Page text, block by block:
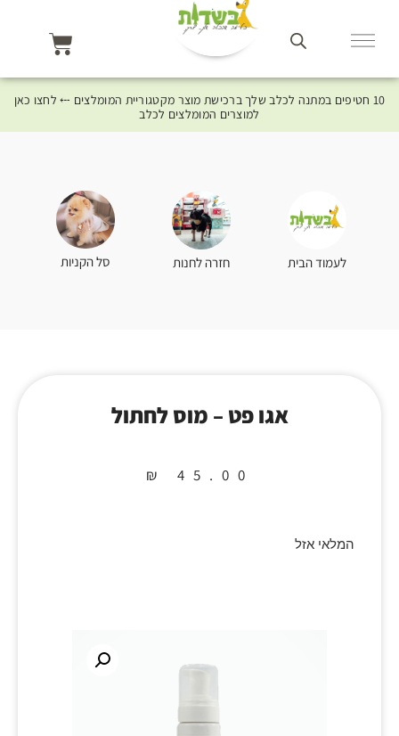
10 חטיפים במתנה לכלב שלך ברכישת מוצר מקטגוריית המומלצים ⤎ לחצו כאן
למוצרים המומלצים לכלב
לעמוד הבית חזרה לחנות סל הקניות
אגו פט – מוס לחתול
₪ 45.00
המלאי אזל